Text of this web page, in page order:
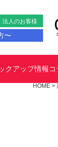
法人のお客様
〜
クアップ情報コ
HOME >